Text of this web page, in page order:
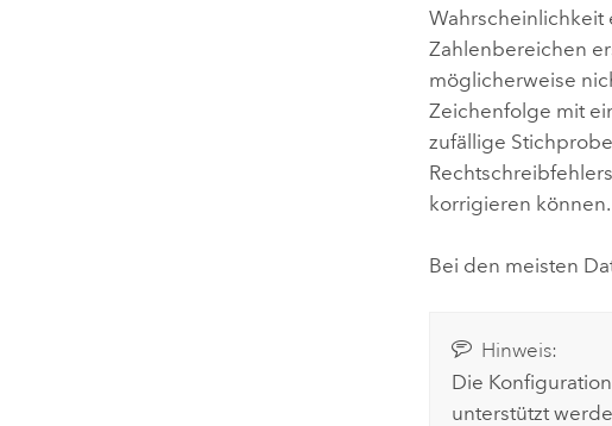
Wahrscheinlichkeit
Zahlenbereichen
möglicherweise
Zeichenfolge mit
zufällige
korrigieren können.
Bei den meisten
Hinweis:
Die
unterstützt